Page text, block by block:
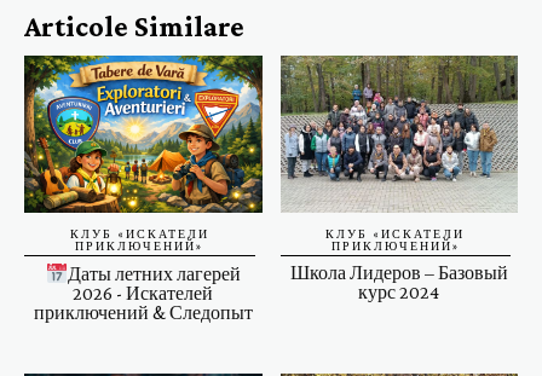
Articole Similare
КЛУБ «ИСКАТЕЛИ
ПРИКЛЮЧЕНИЙ»
Даты летних лагерей
2026 - Искателей
приключений & Следопыт
КЛУБ «ИСКАТЕЛИ
ПРИКЛЮЧЕНИЙ»
Школа Лидеров – Базовый
курс 2024